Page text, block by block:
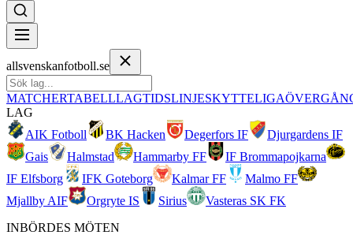
allsvenskanfotboll.se
MATCHERTABELLLAGTIDSLINJESKYTTELIGA
LAG
AIK Fotboll
BK Hacken Degerfors IF
Djurgardens IF
Gais
Halmstad Hammarby FF
IF Brommapojkarna
IF Elfsborg
IFK Goteborg Kalmar FF
Malmo FF
Mjallby AIF
Orgryte IS Sirius
Vasteras SK FK
INBÖRDES MÖTEN